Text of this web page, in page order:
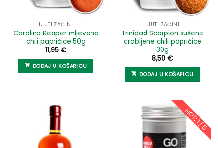
LJUTI ZAČINI
Carolina Reaper mljevene
chili papričice 50g
11,95 €
DODAJ U KOŠARICU
LJUTI ZAČINI
Trinidad Scorpion sušene
drobljene chili papričice
30g
8,50 €
DODAJ U KOŠARICU
HOT: 1 / 5